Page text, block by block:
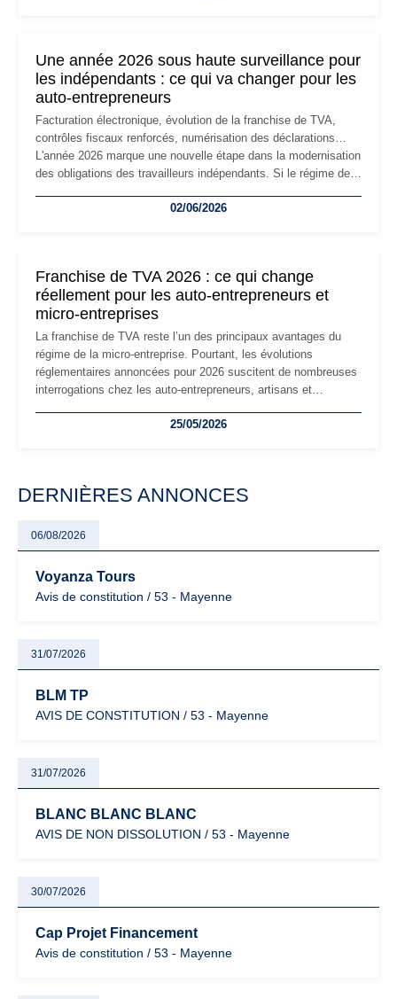
Une année 2026 sous haute surveillance pour
les indépendants : ce qui va changer pour les
auto-entrepreneurs
Facturation électronique, évolution de la franchise de TVA,
contrôles fiscaux renforcés, numérisation des déclarations…
L'année 2026 marque une nouvelle étape dans la modernisation
des obligations des travailleurs indépendants. Si le régime de
les auto-entrepreneurs devront s'adapter à un environnement
02/06/2026
Franchise de TVA 2026 : ce qui change
réellement pour les auto-entrepreneurs et
micro-entreprises
La franchise de TVA reste l’un des principaux avantages du
régime de la micro-entreprise. Pourtant, les évolutions
réglementaires annoncées pour 2026 suscitent de nombreuses
interrogations chez les auto-entrepreneurs, artisans et
facturation ou risque de bascule vers la TVA : les règles
25/05/2026
DERNIÈRES ANNONCES
06/08/2026
Voyanza Tours
Avis de constitution / 53 - Mayenne
31/07/2026
BLM TP
AVIS DE CONSTITUTION / 53 - Mayenne
31/07/2026
BLANC BLANC BLANC
AVIS DE NON DISSOLUTION / 53 - Mayenne
30/07/2026
Cap Projet Financement
Avis de constitution / 53 - Mayenne